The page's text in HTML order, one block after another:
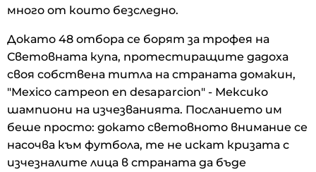
много от които безследно.
Докато 48 отбора се борят за трофея на
Световната купа, протестиращите дадоха
своя собствена титла на страната домакин,
"Mexico campeon en desaparcion" - Мексико
шампиони на изчезванията. Посланието им
беше просто: докато световното внимание се
насочва към футбола, те не искат кризата с
изчезналите лица в страната да бъде